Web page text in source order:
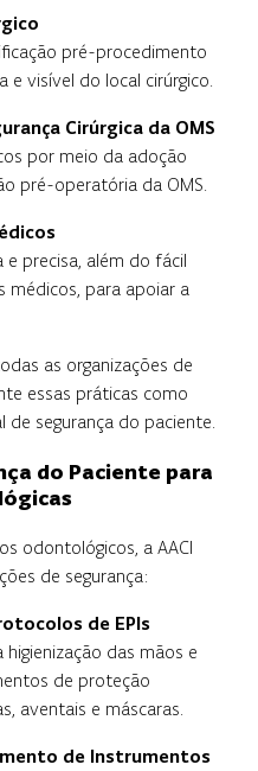
pré-procedimento
e visível do local cirúrgico.
Cirúrgica da OMS
por meio da adoção
pré-operatória da OMS.
precisa, além do fácil
médicos, para apoiar a
as organizações de
essas práticas como
segurança do paciente.
do Paciente para
odontológicos, a AACI
de segurança:
de EPIs
das mãos e
de proteção
aventais e máscaras.
de Instrumentos